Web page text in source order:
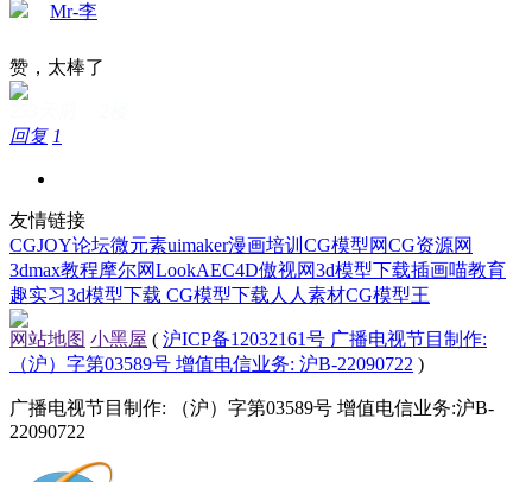
Mr-李
赞，太棒了
回复 1
友情链接
CGJOY论坛微元素uimaker漫画培训 CG模型网CG资源网
3dmax教程摩尔网LookAEC4D傲视网3d模型下载插画喵教育
趣实习3d模型下载 CG模型下载 人人素材CG模型王
网站地图 小黑屋 ( 沪ICP备12032161号 广播电视节目制作:
（沪）字第03589号 增值电信业务: 沪B-22090722 )
广播电视节目制作: （沪）字第03589号 增值电信业务:沪B-
22090722